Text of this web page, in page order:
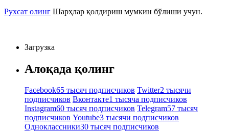
Рухсат олинг Шарҳлар қолдириш мумкин бўлиши учун.
Загрузка
Алоқада қолинг
Facebook65 тысяч подписчиков Twitter2 тысячи
подписчиков Вконтакте1 тысяча подписчиков
Instagram60 тысяч подписчиков Telegram57 тысяч
подписчиков Youtube3 тысячи подписчиков
Одноклассники30 тысяч подписчиков